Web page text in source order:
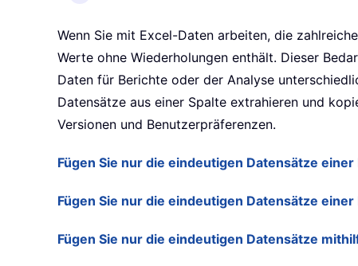
Wenn Sie mit Excel-Daten arbeiten, die
Werte ohne Wiederholungen enthält. Dieser
Daten für Berichte oder der Analyse
Datensätze aus einer Spalte extrahieren und
Versionen und Benutzerpräferenzen.
Fügen Sie nur die eindeutigen Datensätze
Fügen Sie nur die eindeutigen Datensätze
Fügen Sie nur die eindeutigen Datensätze